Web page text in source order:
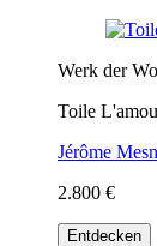
Werk der
Toile
Jérôme
2.800 €
Entdecken